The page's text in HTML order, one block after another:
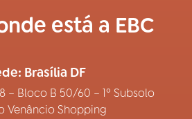
está a EBC
Brasília DF
– Bloco B 50/60 – 1º Subsolo
Venâncio Shopping